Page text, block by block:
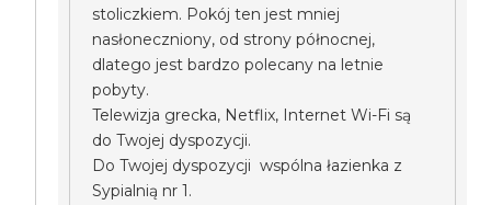
stoliczkiem. Pokój ten jest mniej
nasłoneczniony, od strony północnej,
dlatego jest bardzo polecany na letnie
pobyty.
Telewizja grecka, Netflix, Internet Wi-Fi są
do Twojej dyspozycji.
Do Twojej dyspozycji wspólna łazienka z
Sypialnią nr 1.